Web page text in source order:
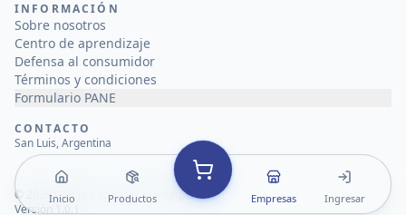
Inicio Productos Empresas Ingresar
INFORMACIÓN
Sobre nosotros
Centro de aprendizaje
Defensa al consumidor
Términos y condiciones
Formulario PANE
CONTACTO
San Luis, Argentina
© 2026Compre San Luis Marketplace
Versión 1.0.1